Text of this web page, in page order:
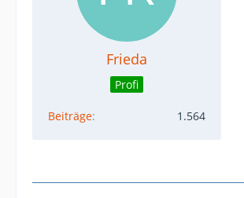
Frieda
Profi
Beiträge 1.564